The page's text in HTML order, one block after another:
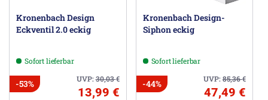
Kronenbach Design
Eckventil 2.0 eckig
Sofort lieferbar
UVP:30,03€
-53%
13,99 €
Kronenbach Design-
Siphon eckig
Sofort lieferbar
UVP:85,36€
-44%
47,49 €